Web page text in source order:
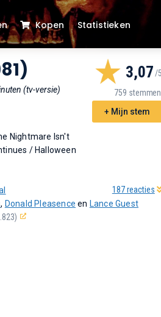
Kopen Statistieken
(tv-versie)
3,07
759 stemmen
+ Mijn stem
187 reacties
Nightmare Isn't
/Halloween
, Donald Pleasence en Lance Guest